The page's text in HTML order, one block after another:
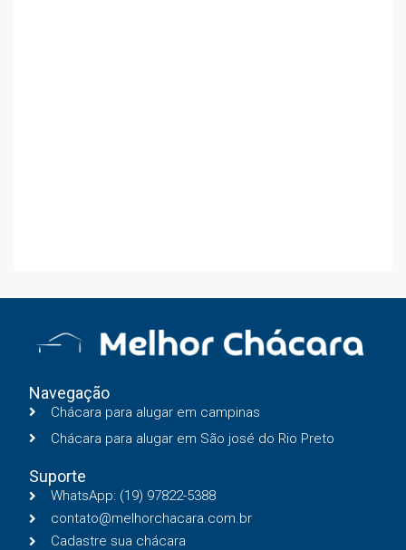
Navegação
Chácara para alugar em campinas
Chácara para alugar em São josé do Rio Preto
Suporte
WhatsApp: (19) 97822-5388
contato@melhorchacara.com.br
Cadastre sua chácara